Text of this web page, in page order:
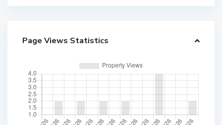
Page Views Statistics